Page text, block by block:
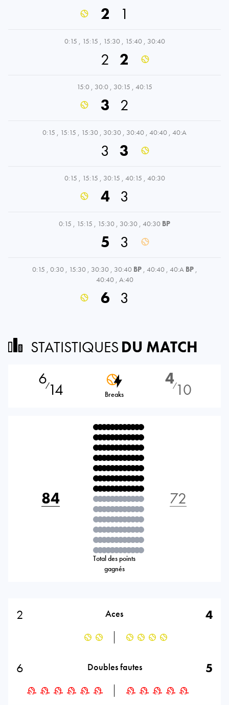
2 1
0:15 , 15:15 , 15:30 , 15:40 , 30:40
2 2
15:0 , 30:0 , 30:15 , 40:15
3 2
0:15 , 15:15 , 15:30 , 30:30 , 30:40 , 40:40 , 40:A
3 3
0:15 , 15:15 , 30:15 , 40:15 , 40:30
4 3
0:15 , 15:15 , 15:30 , 30:30 , 40:30 BP
5 3
0:15 , 0:30 , 15:30 , 30:30 , 30:40 BP , 40:40 , 40:A BP ,
40:40 , A:40
6 3
STATISTIQUES DU MATCH
6⁄14 Breaks
4⁄10
84
Total des points
gagnés
72
2 Aces 4
6 Doubles fautes 5